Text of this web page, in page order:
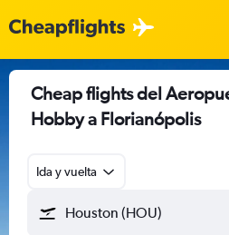
Cheap flights del
Hobby a Florianópolis
Ida y vuelta
Houston (HOU)